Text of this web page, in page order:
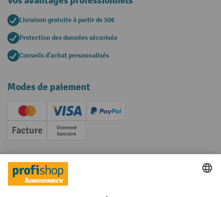
Livraison gratuite à partir de 50€
Protection des données sécurisée
Conseils d'achat personnalisés
Modes de paiement
Creditcard (Master)Creditcard (Visa)
PayPal
Facture Paiement anticipé
Réseaux sociaux
Facebook
YouTube
LinkedInInstagram